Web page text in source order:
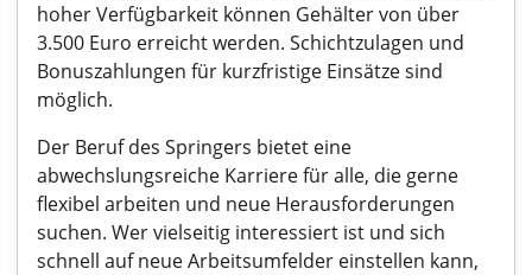
hoher Verfügbarkeit können Gehälter von über
3.500 Euro erreicht werden. Schichtzulagen und
Bonuszahlungen für kurzfristige Einsätze sind
möglich.
Der Beruf des Springers bietet eine
abwechslungsreiche Karriere für alle, die gerne
flexibel arbeiten und neue Herausforderungen
suchen. Wer vielseitig interessiert ist und sich
schnell auf neue Arbeitsumfelder einstellen kann,